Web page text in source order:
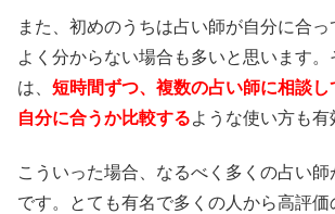
また、初めのうちは占い師が自分に合っ
よく分からない場合も多いと思います。
は、 短時間ずつ、複数の占い師に相談
自分に合うか比較するような使い方も有
こういった場合、なるべく多くの占い
です。とても有名で多くの人から高評